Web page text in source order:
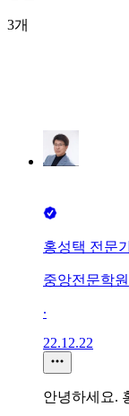
3개
홍성택 전문
중앙전문학원
∙
22.12.22
안녕하세요.